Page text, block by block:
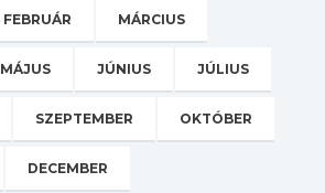
FEBRUÁR MÁRCIUS
MÁJUS JÚNIUS JÚLIUS
SZEPTEMBER OKTÓBER
DECEMBER